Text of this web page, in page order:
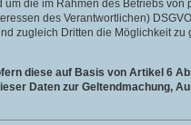
die im Rahmen des Betriebs
des Verantwortlichen)
zugleich Dritten die Möglichkeit
diese auf Basis von Artikel 6
Daten zur Geltendmachung,